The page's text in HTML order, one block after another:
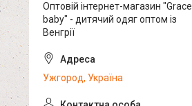
Оптовій інтернет-магазин "Grace
baby" - дитячий одяг оптом із
Венгрії
Ужгород, Україна